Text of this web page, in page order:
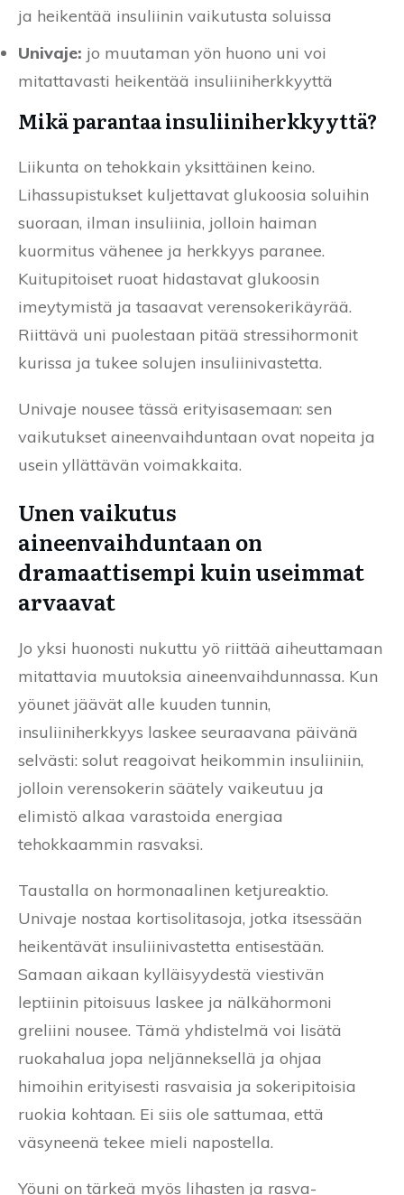
ja heikentää insuliinin vaikutusta soluissa
Univaje: jo muutaman yön huono uni voi
mitattavasti heikentää insuliiniherkkyyttä
Mikä parantaa insuliiniherkkyyttä?
Liikunta on tehokkain yksittäinen keino.
Lihassupistukset kuljettavat glukoosia soluihin
suoraan, ilman insuliinia, jolloin haiman
kuormitus vähenee ja herkkyys paranee.
Kuitupitoiset ruoat hidastavat glukoosin
imeytymistä ja tasaavat verensokerikäyrää.
Riittävä uni puolestaan pitää stressihormonit
kurissa ja tukee solujen insuliinivastetta.
Univaje nousee tässä erityisasemaan: sen
vaikutukset aineenvaihduntaan ovat nopeita ja
usein yllättävän voimakkaita.
Unen vaikutus
aineenvaihduntaan on
dramaattisempi kuin useimmat
arvaavat
Jo yksi huonosti nukuttu yö riittää aiheuttamaan
mitattavia muutoksia aineenvaihdunnassa. Kun
yöunet jäävät alle kuuden tunnin,
insuliiniherkkyys laskee seuraavana päivänä
selvästi: solut reagoivat heikommin insuliiniin,
jolloin verensokerin säätely vaikeutuu ja
elimistö alkaa varastoida energiaa
tehokkaammin rasvaksi.
Taustalla on hormonaalinen ketjureaktio.
Univaje nostaa kortisolitasoja, jotka itsessään
heikentävät insuliinivastetta entisestään.
Samaan aikaan kylläisyydestä viestivän
leptiinin pitoisuus laskee ja nälkähormoni
greliini nousee. Tämä yhdistelmä voi lisätä
ruokahalua jopa neljänneksellä ja ohjaa
himoihin erityisesti rasvaisia ja sokeripitoisia
ruokia kohtaan. Ei siis ole sattumaa, että
väsyneenä tekee mieli napostella.
Yöuni on tärkeä myös lihasten ja rasva-